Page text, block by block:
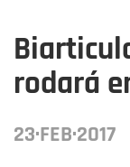
rodará
23·FEB·2017